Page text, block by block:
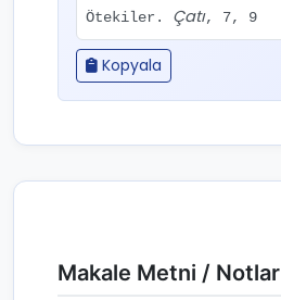
Ötekiler. Çatı, 7, 9
Kopyala
Makale Metni / Notlar